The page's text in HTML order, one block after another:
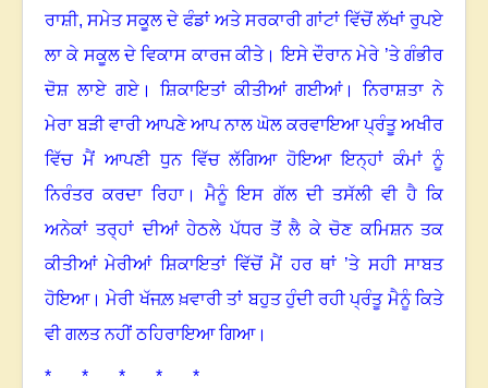
ਰਾਸ਼ੀ, ਸਮੇਤ ਸਕੂਲ ਦੇ ਫੰਡਾਂ ਅਤੇ ਸਰਕਾਰੀ ਗਾਂਟਾਂ ਵਿੱਚੋਂ ਲੱਖਾਂ ਰੁਪਏ
ਲਾ ਕੇ ਸਕੂਲ ਦੇ ਵਿਕਾਸ ਕਾਰਜ ਕੀਤੇ।ਇਸੇ ਦੌਰਾਨ ਮੇਰੇ ’ਤੇ ਗੰਭੀਰ
ਦੋਸ਼ ਲਾਏ ਗਏ। ਸ਼ਿਕਾਇਤਾਂ ਕੀਤੀਆਂ ਗਈਆਂ।ਨਿਰਾਸ਼ਤਾ ਨੇ
ਮੇਰਾ ਬੜੀ ਵਾਰੀ ਆਪਣੇ ਆਪ ਨਾਲ ਘੋਲ ਕਰਵਾਇਆ ਪ੍ਰੰਤੂ ਅਖੀਰ
ਵਿੱਚ ਮੈਂ ਆਪਣੀ ਧੁਨ ਵਿੱਚ ਲੱਗਿਆ ਹੋਇਆ ਇਨ੍ਹਾਂ ਕੰਮਾਂ ਨੂੰ
ਨਿਰੰਤਰ ਕਰਦਾ ਰਿਹਾ ।
ਮੈਨੂੰ ਇਸ ਗੱਲ ਦੀ ਤਸੱਲੀ ਵੀ ਹੈ ਕਿ
ਅਨੇਕਾਂ ਤਰ੍ਹਾਂ ਦੀਆਂ ਹੇਠਲੇ ਪੱਧਰ ਤੋਂ ਲੈ ਕੇ ਚੋਣ ਕਮਿਸ਼ਨ ਤਕ
ਕੀਤੀਆਂ ਮੇਰੀਆਂ ਸ਼ਿਕਾਇਤਾਂ ਵਿੱਚੋਂ ਮੈਂ ਹਰ ਥਾਂ ’ਤੇ ਸਹੀ ਸਾਬਤ
ਹੋਇਆ।ਮੇਰੀ ਖੱਜਲ਼ ਖ਼ਵਾਰੀ ਤਾਂ ਬਹੁਤ ਹੁੰਦੀ ਰਹੀ ਪ੍ਰੰਤੂ ਮੈਨੂੰ ਕਿਤੇ
ਵੀ ਗਲਤ ਨਹੀਂ ਠਹਿਰਾਇਆ ਗਿਆ।
* * * * *